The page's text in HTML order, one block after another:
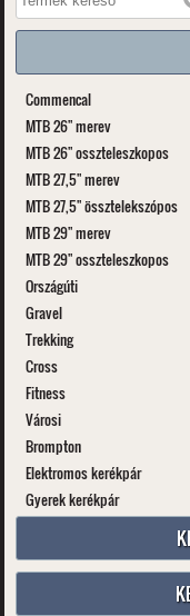
Commencal
MTB 26" merev
MTB 26" osszteleszkopos
MTB 27,5" merev
MTB 27,5" össztelekszópos
MTB 29" merev
MTB 29" osszteleszkopos
Országúti
Gravel
Trekking
Cross
Fitness
Városi
Brompton
Elektromos kerékpár
Gyerek kerékpár